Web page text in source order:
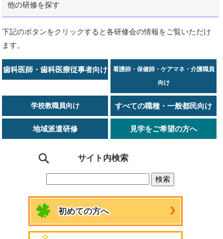
他の研修を探す
下記のボタンをクリックすると各研修会の情報をご覧いただけ
ます。
歯科医師・歯科医療従事者向け
看護師・保健師・ケアマネ・介護職員
向け
学校教職員向け すべての職種・一般都民向け
地域派遣研修 見学をご希望の方へ
サイト内検索
初めての方へ